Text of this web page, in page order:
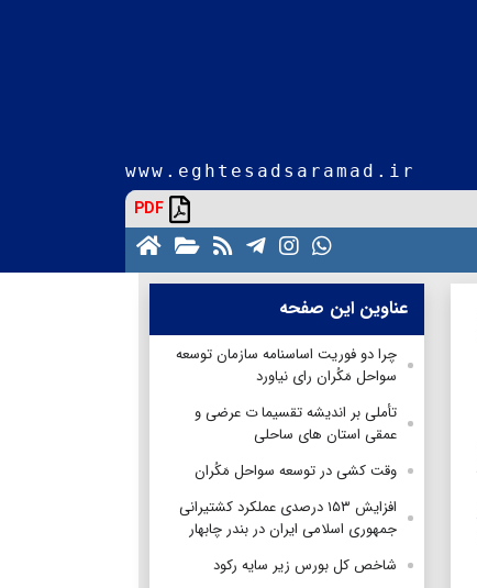
www.eghtesadsaramad.ir
PDF
عناوین این صفحه
چرا دو فوریت اساسنامه سازمان توسعه
سواحل مَکُران رای نیاورد
تأملی بر اندیشه تقسیما ت عرضی و
عمقی استان های ساحلی
وقت کشی در توسعه سواحل مَکُران
افزایش ۱۵۳ درصد‌ی عملکرد کشتیرانی
جمهوری اسلامی ایران در بندر چابهار
شاخص کل بورس زیر سایه رکود